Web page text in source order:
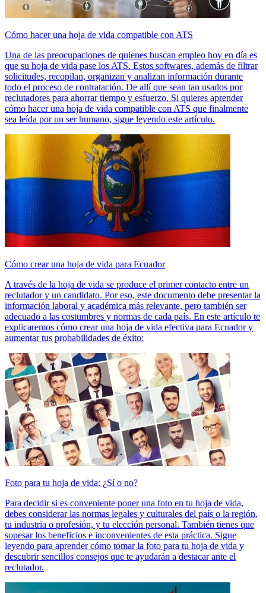
Cómo hacer una hoja de vida compatible con ATS
Una de las preocupaciones de quienes buscan empleo hoy en día es
que su hoja de vida pase los ATS. Estos softwares, además de filtrar
solicitudes, recopilan, organizan y analizan información durante
todo el proceso de contratación. De allí que sean tan usados por
reclutadores para ahorrar tiempo y esfuerzo. Si quieres aprender
cómo hacer una hoja de vida compatible con ATS que finalmente
sea leída por un ser humano, sigue leyendo este artículo.
Cómo crear una hoja de vida para Ecuador
A través de la hoja de vida se produce el primer contacto entre un
reclutador y un candidato. Por eso, este documento debe presentar la
información laboral y académica más relevante, pero también ser
adecuado a las costumbres y normas de cada país. En este artículo te
explicaremos cómo crear una hoja de vida efectiva para Ecuador y
aumentar tus probabilidades de éxito:
Foto para tu hoja de vida: ¿Sí o no?
Para decidir si es conveniente poner una foto en tu hoja de vida,
debes considerar las normas legales y culturales del país o la región,
tu industria o profesión, y tu elección personal. También tienes que
sopesar los beneficios e inconvenientes de esta práctica. Sigue
leyendo para aprender cómo tomar la foto para tu hoja de vida y
descubrir sencillos consejos que te ayudarán a destacar ante el
reclutador.